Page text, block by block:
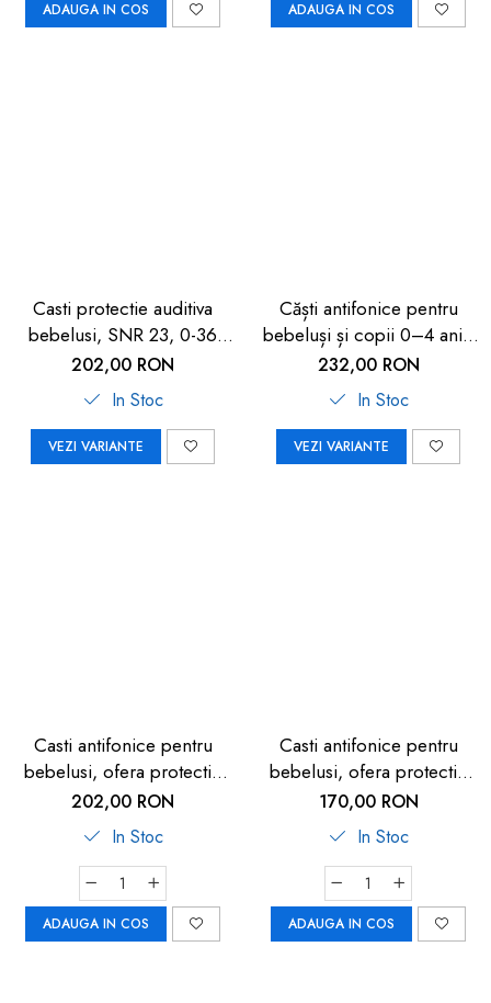
ADAUGA IN COS ADAUGA IN COS
Casti protectie auditiva
bebelusi, SNR 23, 0-36
luni, ALPINE
202,00 RON
In Stoc
VEZI VARIANTE
Căști antifonice pentru
bebeluși și copii 0–4 ani |
Carboysafety
232,00 RON
In Stoc
VEZI VARIANTE
Casti antifonice pentru
bebelusi, ofera protectie
auditiva, SNR 23, galben,
ALPINE Muffy Baby Yellow
ALP27495
202,00 RON
In Stoc
ADAUGA IN COS
Casti antifonice pentru
bebelusi, ofera protectie
auditiva, SNR 25, ajustabila
47-54 cm, 12+ luni, roz,
Reer SilentGuard Baby
53074
170,00 RON
In Stoc
ADAUGA IN COS